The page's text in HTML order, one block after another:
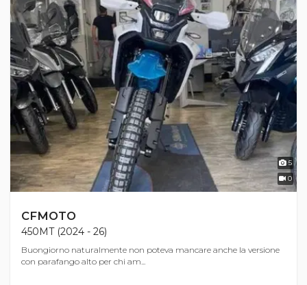
5
0
CFMOTO
450MT (2024 - 26)
Buongiorno naturalmente non poteva mancare anche la versione
con parafango alto per chi am...